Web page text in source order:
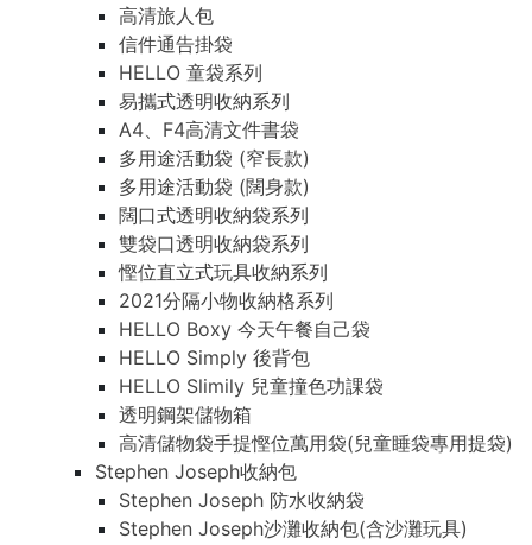
高清旅人包
信件通告掛袋
HELLO 童袋系列
易攜式透明收納系列
A4、F4高清文件書袋
多用途活動袋 (窄長款)
多用途活動袋 (闊身款)
闊口式透明收納袋系列
雙袋口透明收納袋系列
慳位直立式玩具收納系列
2021分隔小物收納格系列
HELLO Boxy 今天午餐自己袋
HELLO Simply 後背包
HELLO Slimily 兒童撞色功課袋
透明鋼架儲物箱
高清儲物袋手提慳位萬用袋(兒童睡袋專用提袋)
Stephen Joseph收納包
Stephen Joseph 防水收納袋
Stephen Joseph沙灘收納包(含沙灘玩具)